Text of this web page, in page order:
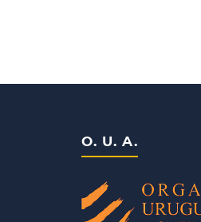
O. U. A.